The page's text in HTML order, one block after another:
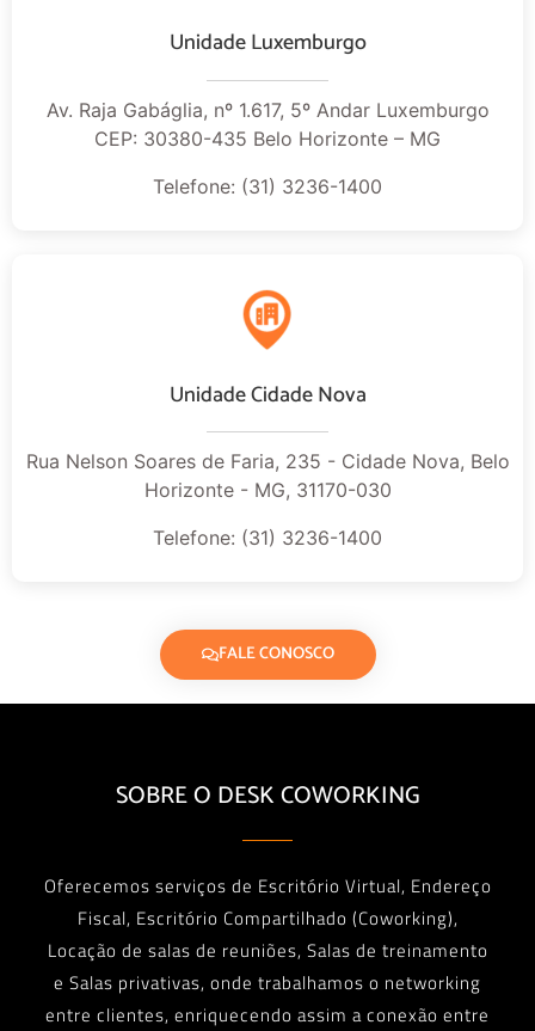
Unidade Luxemburgo
Av. Raja Gabáglia, nº 1.617, 5º Andar Luxemburgo
CEP: 30380-435 Belo Horizonte – MG
Telefone: (31) 3236-1400
Unidade Cidade Nova
Rua Nelson Soares de Faria, 235 - Cidade Nova, Belo
Horizonte - MG, 31170-030
Telefone: (31) 3236-1400
FALE CONOSCO
SOBRE O DESK COWORKING
Oferecemos serviços de Escritório Virtual, Endereço
Fiscal, Escritório Compartilhado (Coworking),
Locação de salas de reuniões, Salas de treinamento
e Salas privativas, onde trabalhamos o networking
entre clientes, enriquecendo assim a conexão entre